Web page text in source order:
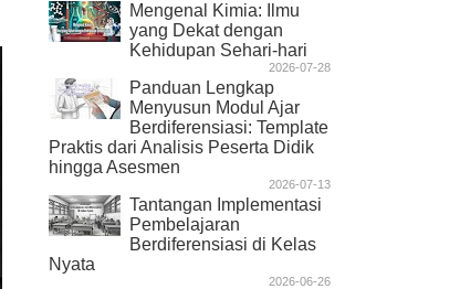
Mengenal Kimia: Ilmu
yang Dekat dengan
Kehidupan Sehari-hari
2026-07-28
Panduan Lengkap
Menyusun Modul Ajar
Berdiferensiasi: Template
Praktis dari Analisis Peserta Didik
hingga Asesmen
2026-07-13
Tantangan Implementasi
Pembelajaran
Berdiferensiasi di Kelas
Nyata
2026-06-26